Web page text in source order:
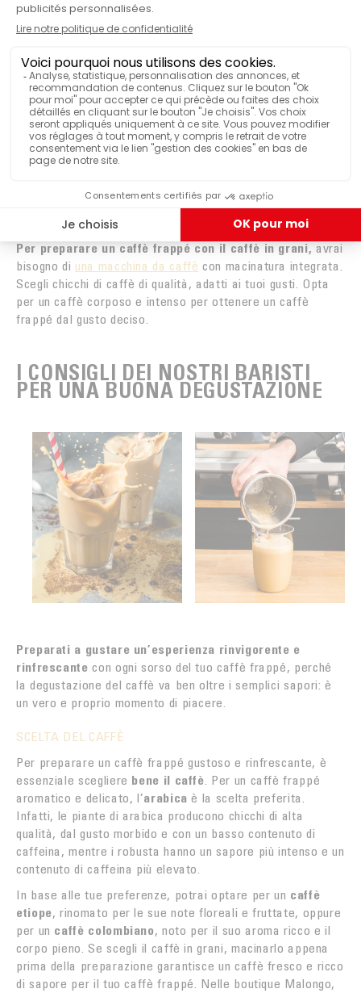
L’ALTERNATIVA CON IL CAFFÈ IN
GRANI
Se sei un amante del caffè e preferisci il gusto ricco e
autentico delcaffè in grani, sappi che è assolutamente
possibile preparare un delizioso caffè frappé con il caffè in
grani. A differenza del caffè solubile, questa alternativa ti
macinato. Prepara due espressi per ottenere un sapore
intenso nella tua bevanda.
Per preparare un caffè frappé con il caffè in grani, avrai
bisogno di una macchina da caffè con macinatura integrata.
Scegli chicchi di caffè di qualità, adatti ai tuoi gusti. Opta
per un caffè corposo e intenso per ottenere un caffè
frappé dal gusto deciso.
I CONSIGLI DEI NOSTRI BARISTI
PER UNA BUONA DEGUSTAZIONE
Preparati a gustare un’esperienza rinvigorente e
rinfrescante con ogni sorso del tuo caffè frappé, perché
la degustazione del caffè va ben oltre i semplici sapori: è
un vero e proprio momento di piacere.
SCELTA DEL CAFFÈ
Per preparare un caffè frappé gustoso e rinfrescante, è
essenziale scegliere bene il caffè. Per un caffè frappé
aromatico e delicato, l’arabica è la scelta preferita.
Infatti, le piante di arabica producono chicchi di alta
qualità, dal gusto morbido e con un basso contenuto di
caffeina, mentre i robusta hanno un sapore più intenso e un
contenuto di caffeina più elevato.
In base alle tue preferenze, potrai optare per un caffè
etiope, rinomato per le sue note floreali e fruttate, oppure
per un caffè colombiano, noto per il suo aroma ricco e il
corpo pieno. Se scegli il caffè in grani, macinarlo appena
prima della preparazione garantisce un caffè fresco e ricco
di sapore per il tuo caffè frappé. Nelle boutique Malongo,